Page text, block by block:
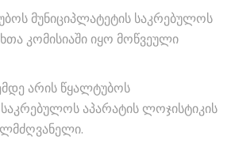
მუნიციპლატეტის საკრებულოს
კომისიაში იყო მოწვეული
არის წყალტუბოს
აპარატის ლოჯისტიკის